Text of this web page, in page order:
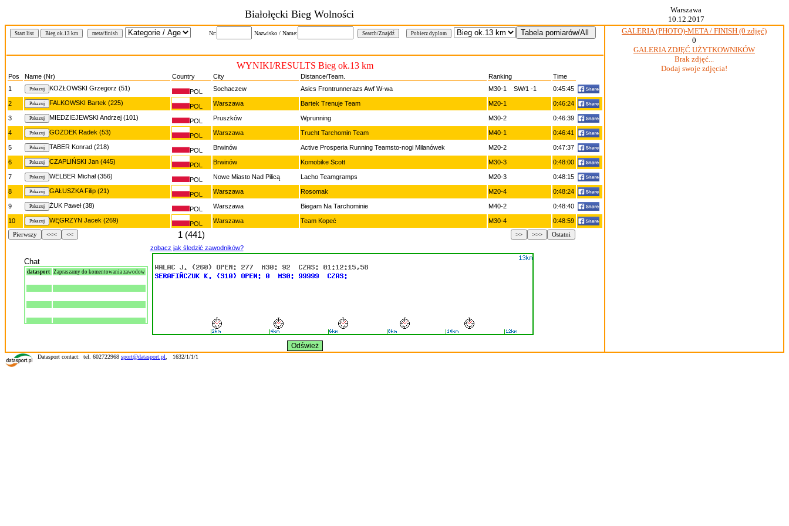
Białołęcki Bieg Wolności
Warszawa
10.12.2017
Start list Bieg ok.13 km meta/finish Nr: Nazwisko / Name:
WYNIKI/RESULTS Bieg ok.13 km
Pos Name (Nr) Country City Distance/Team. Ranking
Time
1
KOZŁOWSKI Grzegorz (51) POL Sochaczew Asics Frontrunnerazs Awf W-wa M30-1 SW/1 -1 0:45:45
2 FALKOWSKI Bartek (225) POL Warszawa Bartek Trenuje Team M20-1 0:46:24
3 MIEDZIEJEWSKI Andrzej (101) POL Pruszków Wprunning M30-2 0:46:39
4 GOZDEK Radek (53) POL Warszawa Trucht Tarchomin Team M40-1 0:46:41
5 TABER Konrad (218) POL Brwinów Active Prosperia Running Teamsto-nogi Milanówek M20-2 0:47:37
6 CZAPLIŃSKI Jan (445) POL Brwinów Komobike Scott M30-3 0:48:00
7 WELBER Michał (356) POL Nowe Miasto Nad Pilicą Lacho Teamgramps M20-3 0:48:15
8 GAŁUSZKA Filip (21) POL Warszawa Rosomak M20-4 0:48:24
9 ŻUK Paweł (38) POL Warszawa Biegam Na Tarchominie M40-2 0:48:40
10 WĘGRZYN Jacek (269) POL Warszawa Team Kopeć M30-4 0:48:59
Pierwszy <<< << 1 (441) Ostatni
>>>
>>
Chat
datasport Zapraszamy do komentowania zawodow
zobacz jak śledzić zawodników?
GALERIA (PHOTO)-META / FINISH (0 zdjęć)
0
GALERIA ZDJĘĆ UŻYTKOWNIKÓW
Brak zdjęć...
Dodaj swoje zdjęcia!
Datasport contact: tel. 602722968 sport@datasport.pl 1632/1/1/1